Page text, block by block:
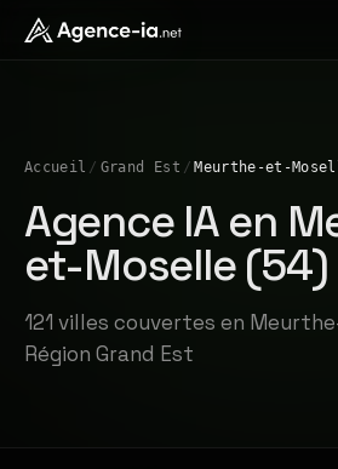
Accueil / Grand Est / Meurthe-et-
Agence IA en
et-Moselle (54)
121 villes couvertes en
Région Grand Est